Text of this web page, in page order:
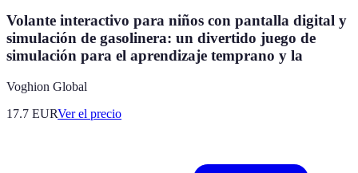
Volante interactivo para niños con pantalla digital y
simulación de gasolinera: un divertido juego de
simulación para el aprendizaje temprano y la
Voghion Global
17.7 EURVer el precio